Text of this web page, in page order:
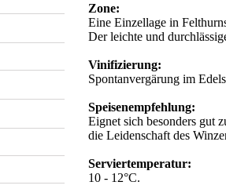
Zone:
Eine Einzellage in
Der leichte und
Vinifizierung:
Spontanvergärung im
Speisenempfehlung:
Eignet sich besonders gut
die Leidenschaft des
Serviertemperatur:
10 - 12°C.